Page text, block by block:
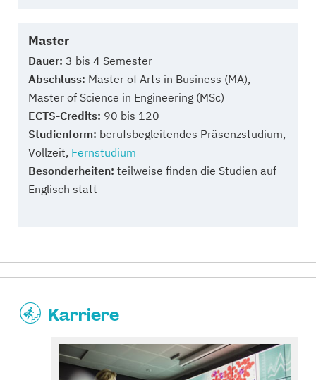
Master
Dauer: 3 bis 4 Semester
Abschluss: Master of Arts in Business (MA),
Master of Science in Engineering (MSc)
ECTS-Credits: 90 bis 120
Studienform: berufsbegleitendes Präsenzstudium,
Vollzeit, Fernstudium
Besonderheiten: teilweise finden die Studien auf
Englisch statt
Karriere